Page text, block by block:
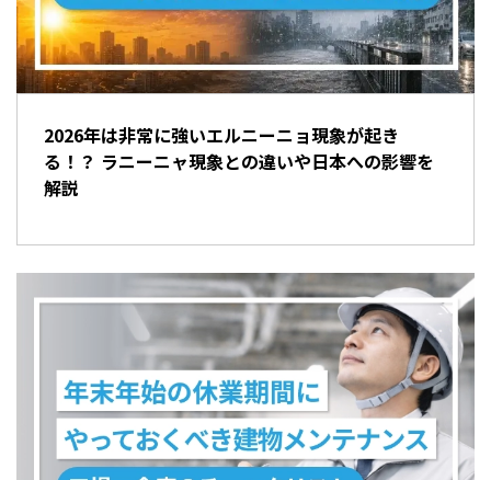
2026年は非常に強いエルニーニョ現象が起き
る！？ ラニーニャ現象との違いや日本への影響を
解説